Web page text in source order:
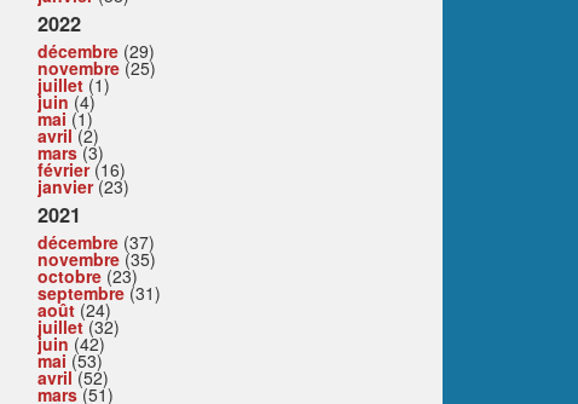
2022
décembre (29)
novembre (25)
juillet (1)
juin (4)
mai (1)
avril(2)
mars(3)
février(16)
janvier(23)
2021
décembre (37)
novembre (35)
octobre (23)
septembre (31)
août (24)
juillet(32)
juin (42)
mai (53)
avril(52)
mars(51)